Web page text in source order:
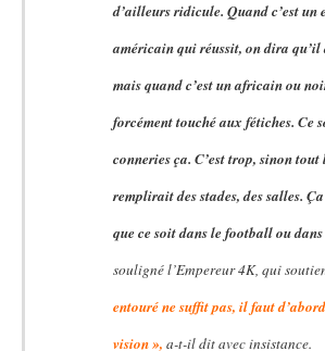
d’ailleurs ridicule. Quand c’est un
américain qui réussit, on dira
mais quand c’est un africain ou
forcément touché aux fétiches. Ce
conneries ça. C’est trop, sinon tout
remplirait des stades, des salles.
que ce soit dans le football ou
souligné l’Empereur 4K, qui
entouré ne suffit pas, il faut
vision », a-t-il dit avec insistance.